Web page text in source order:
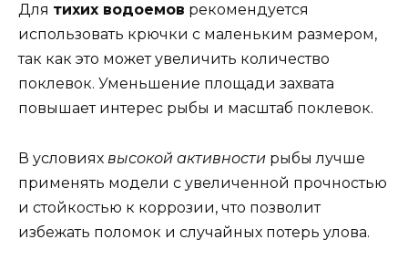
Для тихих водоемов рекомендуется
использовать крючки с маленьким размером,
так как это может увеличить количество
поклевок. Уменьшение площади захвата
повышает интерес рыбы и масштаб поклевок.
В условиях высокой активности рыбы лучше
применять модели с увеличенной прочностью
и стойкостью к коррозии, что позволит
избежать поломок и случайных потерь улова.